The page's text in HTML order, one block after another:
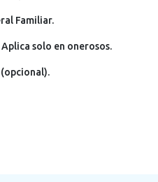
Familiar.
solo en onerosos.